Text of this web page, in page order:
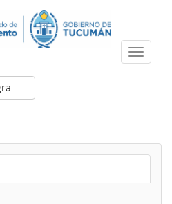
Programa de Formación en Gestión Pública para el Desarrollo Provincial